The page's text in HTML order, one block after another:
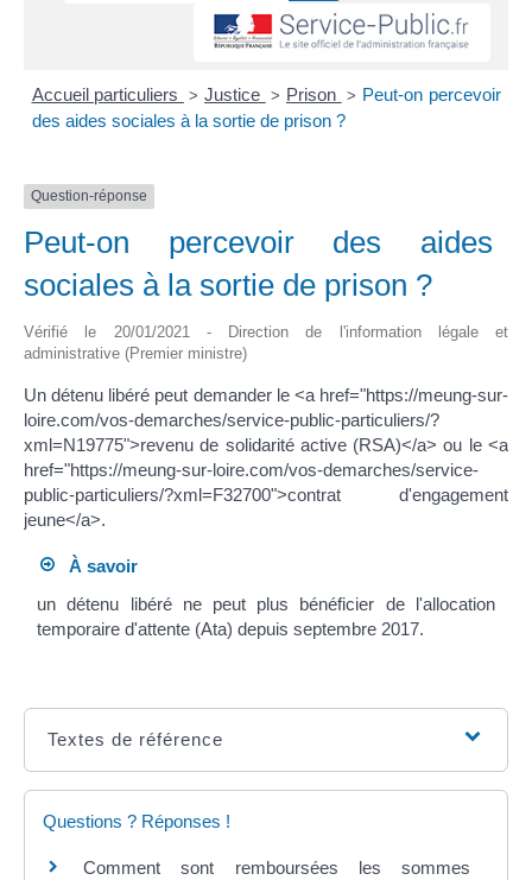
Accueil particuliers > Justice > Prison > Peut-on percevoir
des aides sociales à la sortie de prison ?
Question-réponse
Peut-on percevoir des aides
sociales à la sortie de prison ?
Vérifié le 20/01/2021 - Direction de l'information légale et
administrative (Premier ministre)
Un détenu libéré peut demander le <a href="https://meung-sur-
loire.com/vos-demarches/service-public-particuliers/?
xml=N19775">revenu de solidarité active (RSA)</a> ou le <a
href="https://meung-sur-loire.com/vos-demarches/service-
public-particuliers/?xml=F32700">contrat d'engagement
jeune</a>.
À savoir
un détenu libéré ne peut plus bénéficier de l'allocation
temporaire d'attente (Ata) depuis septembre 2017.
Textes de référence
Questions ? Réponses !
Comment sont remboursées les sommes